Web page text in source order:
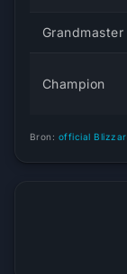
Grandmaster
Champion
Bron: official